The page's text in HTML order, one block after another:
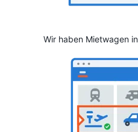
Wir haben Mietwagen